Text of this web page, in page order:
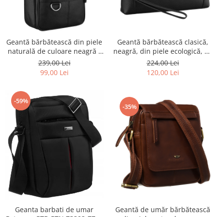
Geantă bărbătească din piele
naturală de culoare neagră -
Rovicky PTR-R-ST7-01-7571-
BLACK
239,00 Lei
99,00 Lei
Geantă bărbătească clasică,
neagră, din piele ecologică, cu
fermoar - Rovicky PTR-R-SDR-
01-1631 BLACK
224,00 Lei
120,00 Lei
-59%
Geanta barbati de umar
-35%
Geantă de umăr bărbătească